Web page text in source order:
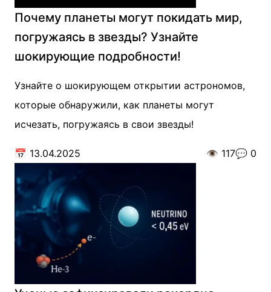
Почему планеты могут покидать мир,
погружаясь в звезды? Узнайте
шокирующие подробности!
Узнайте о шокирующем открытии астрономов,
которые обнаружили, как планеты могут
исчезать, погружаясь в свои звезды!
📅 13.04.2025 👁️ 117💬 0